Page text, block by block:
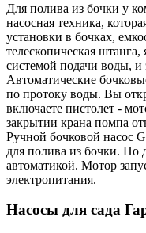
Для полива из бочки у
насосная техника,
установки в бочках,
телескопическая
системой подачи воды,
Автоматические
по протоку воды. Вы
включаете пистолет -
закрытии крана помпа
Ручной бочковой насос
для полива из бочки. Но
автоматикой. Мотор
электропитания.
Насосы для сада